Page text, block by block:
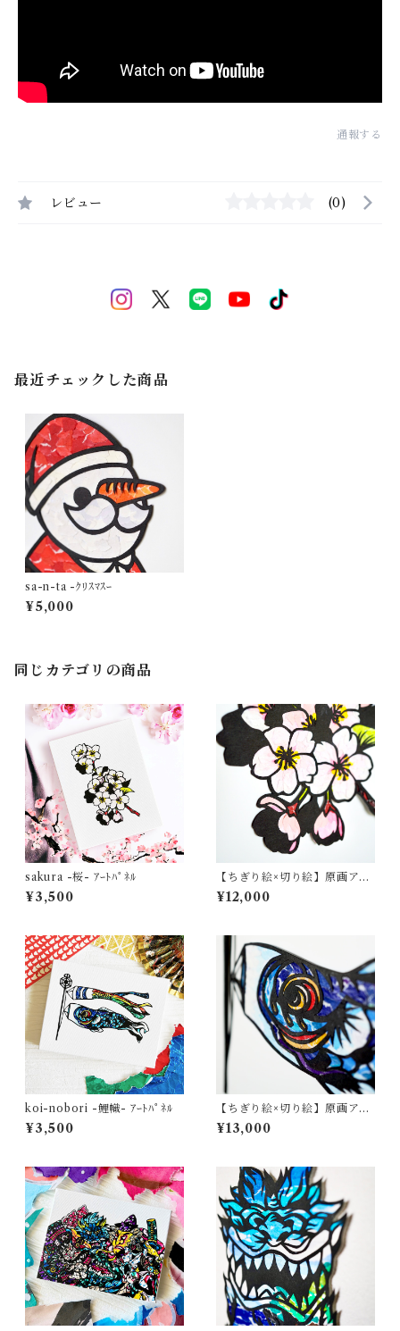
通報する
レビュー (0)
最近チェックした商品
sa-n-ta -ｸﾘｽﾏｽｰ
¥5,000
同じカテゴリの商品
sakura -桜- ｱｰﾄﾊﾟﾈﾙ
¥3,500
【ちぎり絵×切り絵】原画アー
ト 『saku-ra （桜）』
¥12,000
koi-nobori -鯉幟- ｱｰﾄﾊﾟﾈﾙ
¥3,500
【ちぎり絵×切り絵】原画アー
ト『koi-nobori（鯉のぼ
り）』
¥13,000